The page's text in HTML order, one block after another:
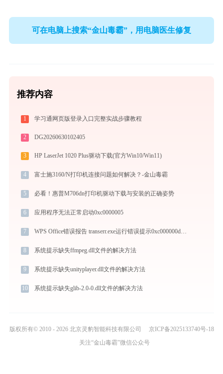
可在电脑上搜索“金山毒霸”，用电脑医生修复
推荐内容
1 学习通网页版登录入口完整实战步骤教程
2 DG20260630102405
3 HP LaserJet 1020 Plus驱动下载(官方Win10/Win11)
4 富士施3160/N打印机连接问题如何解决？-金山毒霸
5 必看！惠普M706dn打印机驱动下载与安装的正确姿势
6 应用程序无法正常启动0xc0000005
7 WPS Office错误报告 transerr.exe运行错误提示0xc000000d的解决办法
8 系统提示缺失ffmpeg.dll文件的解决方法
9 系统提示缺失unityplayer.dll文件的解决方法
10 系统提示缺失glib-2.0-0.dll文件的解决方法
版权所有© 2010 - 2026 北京灵豹智能科技有限公司
京ICP备2025133740号-18
关注“金山毒霸”微信公众号